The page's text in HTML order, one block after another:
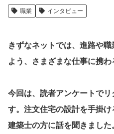
職業 インタビュー
きずなネットでは、進路や
よう、さまざまな仕事に携わ
今回は、読者アンケートで
す。注文住宅の設計を手掛
建築士の方に話を聞きました
感想・